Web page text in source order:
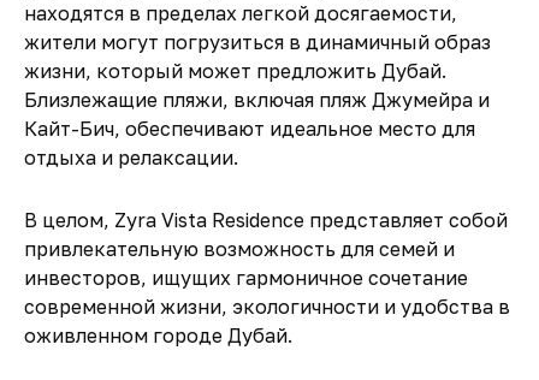
находятся в пределах легкой досягаемости,
жители могут погрузиться в динамичный образ
жизни, который может предложить Дубай.
Близлежащие пляжи, включая пляж Джумейра и
Кайт-Бич, обеспечивают идеальное место для
отдыха и релаксации.
В целом, Zyra Vista Residence представляет собой
привлекательную возможность для семей и
инвесторов, ищущих гармоничное сочетание
современной жизни, экологичности и удобства в
оживленном городе Дубай.